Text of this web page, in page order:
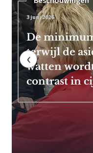
7 mei 2026
Frans
met
EU-
‹